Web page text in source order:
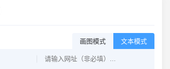
画图模式 文本模式